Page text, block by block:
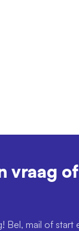
vraag
Bel, mail of